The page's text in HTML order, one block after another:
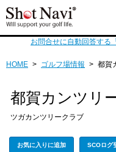
お問合せに自動回答する
HOME > ゴルフ場情報 > 都賀
都賀カンツリ
ツガカンツリークラブ
お気に入りに追加 SCOログ